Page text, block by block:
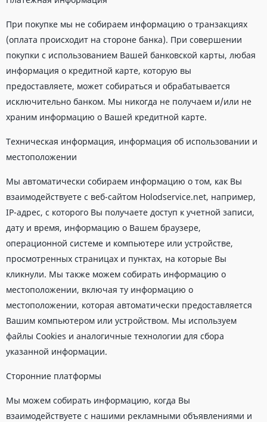
При покупке мы не собираем информацию о транзакциях
(оплата происходит на стороне банка). При совершении
покупки с использованием Вашей банковской карты, любая
информация о кредитной карте, которую вы
предоставляете, может собираться и обрабатывается
исключительно банком. Мы никогда не получаем и/или не
храним информацию о Вашей кредитной карте.
Техническая информация, информация об использовании и
местоположении
Мы автоматически собираем информацию о том, как Вы
взаимодействуете с веб-сайтом Holodservice.net, например,
IP-адрес, с которого Вы получаете доступ к учетной записи,
дату и время, информацию о Вашем браузере,
операционной системе и компьютере или устройстве,
просмотренных страницах и пунктах, на которые Вы
кликнули. Мы также можем собирать информацию о
местоположении, включая ту информацию о
местоположении, которая автоматически предоставляется
Вашим компьютером или устройством. Мы используем
файлы Cookies и аналогичные технологии для сбора
указанной информации.
Сторонние платформы
Мы можем собирать информацию, когда Вы
взаимодействуете с нашими рекламными объявлениями и